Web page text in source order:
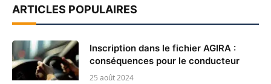
ARTICLES POPULAIRES
Inscription dans le fichier AGIRA :
conséquences pour le conducteur
25 août 2024